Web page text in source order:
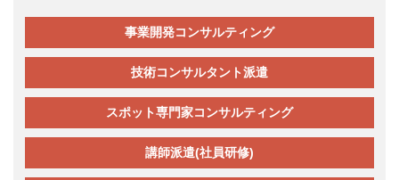
事業開発コンサルティング
技術コンサルタント派遣
スポット専門家コンサルティング
講師派遣(社員研修)